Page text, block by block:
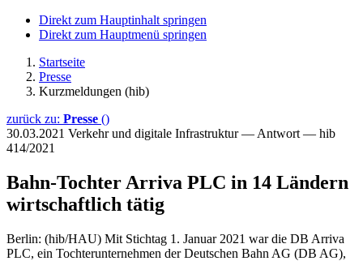
Direkt zum Hauptinhalt springen
Direkt zum Hauptmenü springen
Startseite
Presse
Kurzmeldungen (hib)
zurück zu: Presse ()
30.03.2021 Verkehr und digitale Infrastruktur — Antwort — hib
414/2021
Bahn-Tochter Arriva PLC in 14 Ländern
wirtschaftlich tätig
Berlin: (hib/HAU) Mit Stichtag 1. Januar 2021 war die DB Arriva
PLC, ein Tochterunternehmen der Deutschen Bahn AG (DB AG),